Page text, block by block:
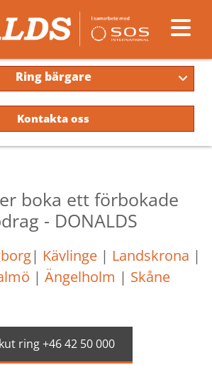
Ring bärgare
Kontakta oss
boka ett förbokade
- DONALDS
| Kävlinge| Landskrona |
| Ängelholm | Skåne
ring +46 42 50 000